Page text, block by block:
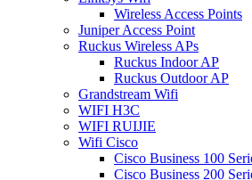
Wireless Access Points
Juniper Access Point
Ruckus Wireless APs
Ruckus Indoor AP
Ruckus Outdoor AP
Grandstream Wifi
WIFI H3C
WIFI RUIJIE
Wifi Cisco
Cisco Business 100
Cisco Business 200